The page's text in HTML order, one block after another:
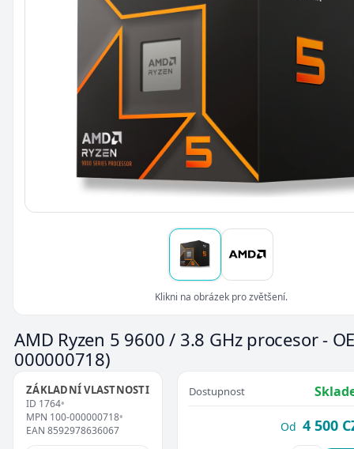
Klikni na obrázek pro zvětšení.
AMD Ryzen 5 9600 / 3.8 GHz procesor -
000000718)
ZÁKLADNÍ VLASTNOSTI
ID 1764•
MPN 100-000000718•
EAN 8592978636067
Dostupnost
Od 4 500